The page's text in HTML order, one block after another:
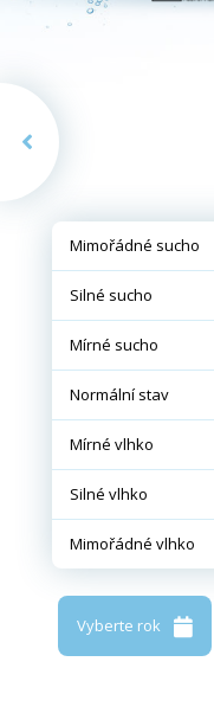
Mimořádné sucho
Silné sucho
Mírné sucho
Normální stav
Mírné vlhko
Silné vlhko
Mimořádné vlhko
Vyberte rok